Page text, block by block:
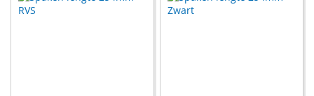
AAN